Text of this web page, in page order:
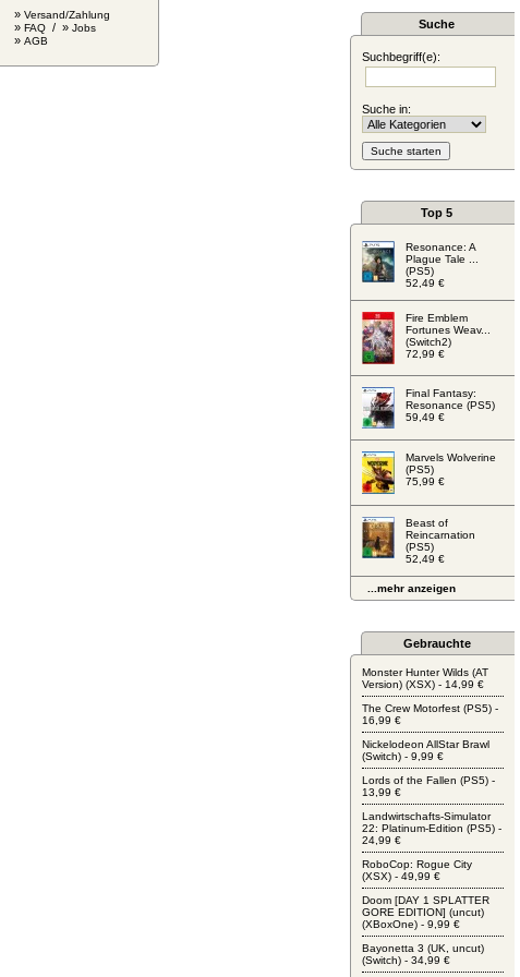
» Versand/Zahlung
» FAQ / » Jobs
» AGB
Suche
Suchbegriff(e):
Suche in:
Top 5
Resonance: A
Plague Tale ...
(PS5)
52,49 €
Fire Emblem
Fortunes Weav...
(Switch2)
72,99 €
Final Fantasy:
Resonance (PS5)
59,49 €
Marvels Wolverine
(PS5)
75,99 €
Beast of
Reincarnation
(PS5)
52,49 €
...mehr anzeigen
Gebrauchte
Monster Hunter Wilds (AT
Version) (XSX) - 14,99 €
The Crew Motorfest (PS5) -
16,99 €
Nickelodeon AllStar Brawl
(Switch) - 9,99 €
Lords of the Fallen (PS5) -
13,99 €
Landwirtschafts-Simulator
22: Platinum-Edition (PS5) -
24,99 €
RoboCop: Rogue City
(XSX) - 49,99 €
Doom [DAY 1 SPLATTER
GORE EDITION] (uncut)
(XBoxOne) - 9,99 €
Bayonetta 3 (UK, uncut)
(Switch) - 34,99 €